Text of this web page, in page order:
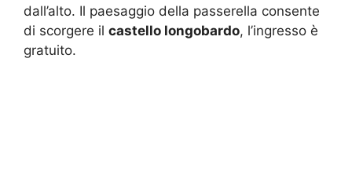
dall’alto. Il paesaggio della passerella consente
di scorgere il castello longobardo, l’ingresso è
gratuito.